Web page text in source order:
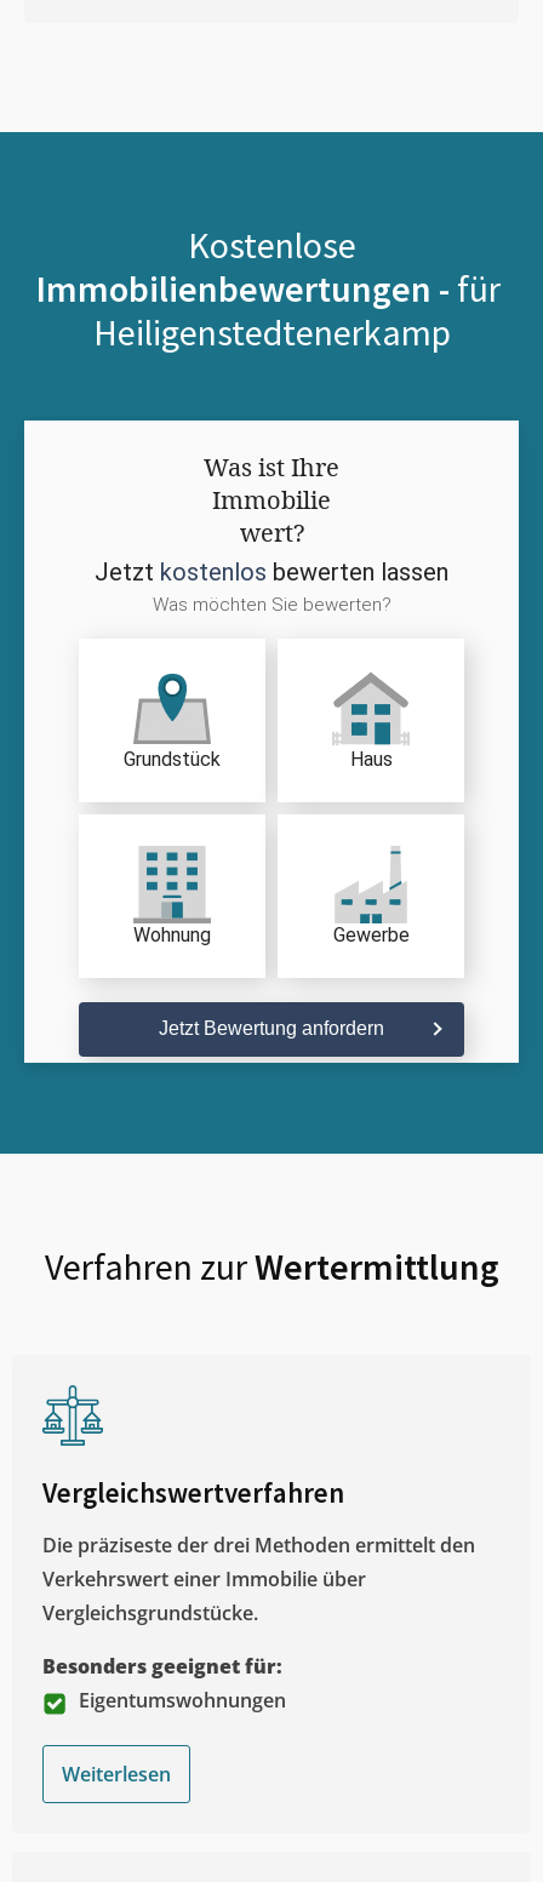
Kostenlose
Immobilienbewertungen - für
Heiligenstedtenerkamp
Was ist Ihre
Immobilie
wert?
Jetzt kostenlos bewerten lassen
Was möchten Sie bewerten?
Grundstück Haus
Wohnung Gewerbe
Jetzt Bewertung anfordern
Verfahren zurWertermittlung
Vergleichswertverfahren
Die präziseste der drei Methoden ermittelt den
Verkehrswert einer Immobilie über
Vergleichsgrundstücke.
Besonders geeignet für:
Eigentumswohnungen
Weiterlesen